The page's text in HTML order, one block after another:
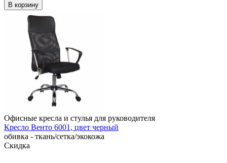
В корзину
Офисные кресла и стулья для руководителя
Кресло Венто 6001, цвет черный
обивка - ткань/сетка/экокожа
Скидка